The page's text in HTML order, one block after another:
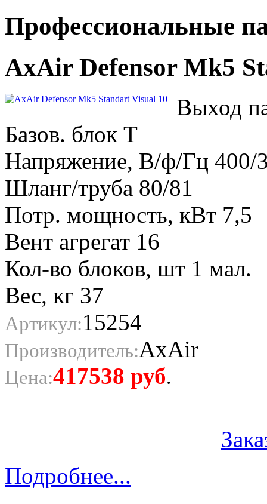
Профессиональные
AxAir Defensor Mk5
Выход
Базов. блок T
Напряжение, В/ф/Гц 400/
Шланг/труба 80/81
Потр. мощность, кВт 7,5
Вент агрегат 16
Кол-во блоков, шт 1 мал.
Вес, кг 37
Артикул:15254
Производитель:AxAir
Цена:417538 руб.
Подробнее...